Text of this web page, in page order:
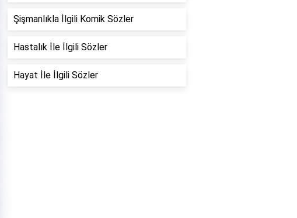
Şişmanlıkla İlgili Komik Sözler
Hastalık İle İlgili Sözler
Hayat İle İlgili Sözler